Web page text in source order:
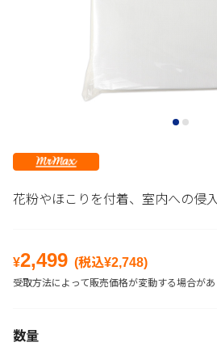
花粉やほこりを付着、室内への侵
¥2,499 (税込¥2,748)
受取方法によって販売価格が変動する場合があ
数量